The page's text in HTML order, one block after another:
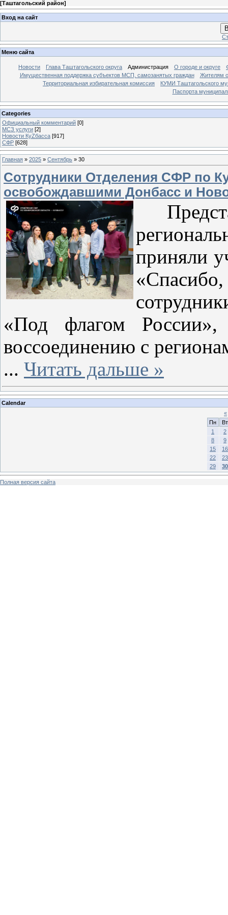
[Таштагольский район]
Вход на сайт
Меню сайта
Новости Глава Таштагольского округа Администрация О городе и округе
Имущественная поддержка субъектов МСП, самозанятых граждан
Жителям
Территориальная избирательная комиссия
КУМИ Таштагольского
Паспорта
Categories
Официальный комментарий [0]
МСЗ услуги [2]
Новости КуZбасса [917]
СФР [628]
Главная » 2025 » Сентябрь » 30
Сотрудники Отделения СФР по
освобождавшими Донбасс и
приняли
«Под флагом России»,
воссоединению с
... Читать дальше »
Calendar
«
Пн
Вт
1
2
8
9
15
16
22
23
29
30
Полная версия сайта